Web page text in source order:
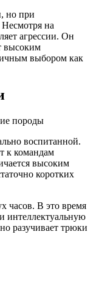
но при
Несмотря на
агрессии. Он
высоким
выбором как
породы
воспитанной.
к командам
высоким
коротких
часов. В это время
интеллектуальную
разучивает трюки